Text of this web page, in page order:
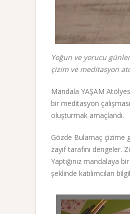
Yoğun ve yorucu
çizim ve meditasyon
Mandala YAŞAM
bir meditasyon
oluşturmak amaçlandı.
Gözde Bulamaç çizime
zayıf tarafını dengeler.
Yaptığınız mandalaya
şeklinde katılımcıları